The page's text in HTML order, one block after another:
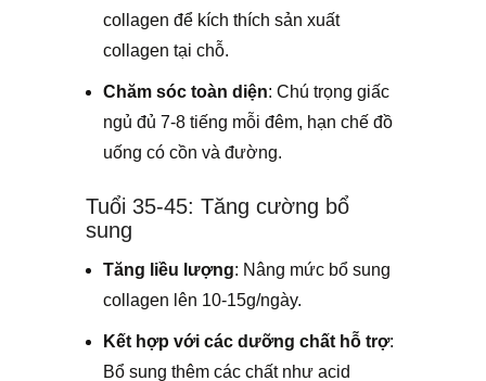
collagen để kích thích sản xuất
collagen tại chỗ.
Chăm sóc toàn diện: Chú trọng giấc
ngủ đủ 7-8 tiếng mỗi đêm, hạn chế đồ
uống có cồn và đường.
Tuổi 35-45: Tăng cường bổ
sung
Tăng liều lượng: Nâng mức bổ sung
collagen lên 10-15g/ngày.
Kết hợp với các dưỡng chất hỗ trợ:
Bổ sung thêm các chất như acid